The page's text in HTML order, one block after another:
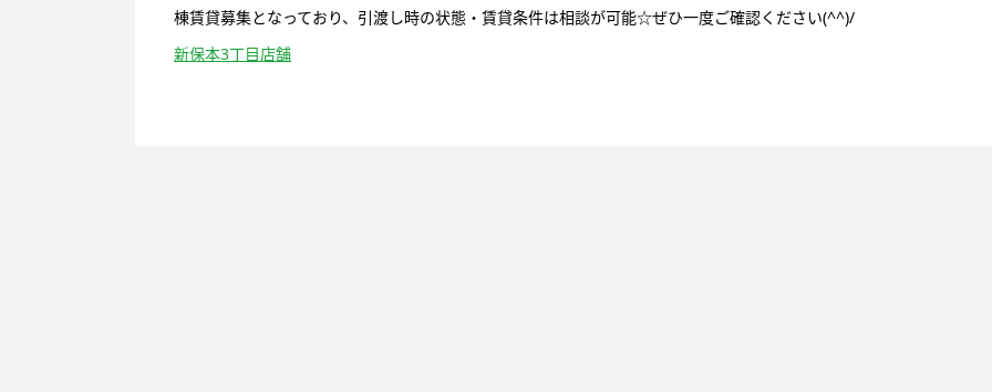
棟賃貸募集となっており、引渡し時の状態・賃貸条件は相談が可能☆ぜひ一度ご確認ください(^^)/
新保本3丁目店舗